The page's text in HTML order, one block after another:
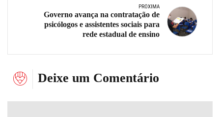
PRÓXIMA
Governo avança na contratação de
psicólogos e assistentes sociais para
rede estadual de ensino
Deixe um Comentário